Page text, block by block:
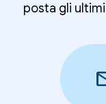
posta gli